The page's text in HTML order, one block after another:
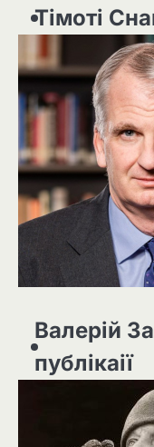
Тімоті
Валерій
публікаії